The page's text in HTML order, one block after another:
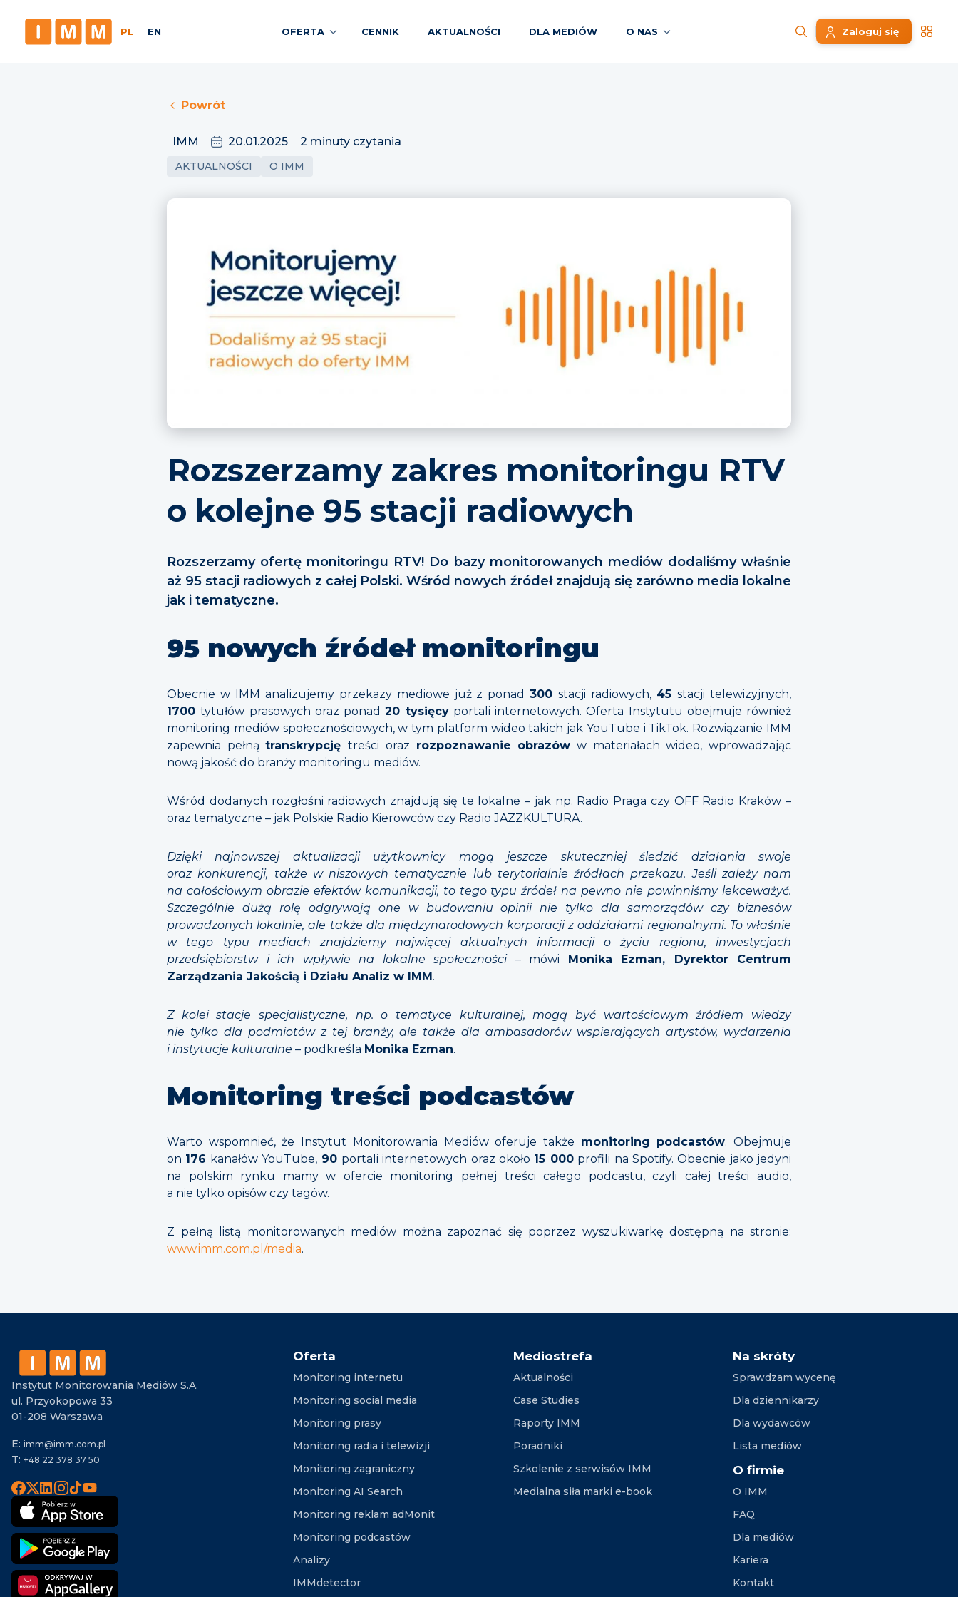
PL EN OFERTA CENNIK AKTUALNOŚCI DLA MEDIÓW O NAS Zaloguj się
Powrót
IMM 20.01.2025 2 minuty czytania
AKTUALNOŚCI O IMM
Rozszerzamy zakres monitoringu RTV
o kolejne 95 stacji radiowych
Rozszerzamy ofertę monitoringu RTV! Do bazy monitorowanych mediów dodaliśmy właśnie
aż 95 stacji radiowych z całej Polski. Wśród nowych źródeł znajdują się zarówno media lokalne
jak i tematyczne.
95 nowych źródeł monitoringu
Obecnie w IMM analizujemy przekazy mediowe już z ponad300stacji radiowych, 45stacji telewizyjnych,
1700tytułów prasowych oraz ponad20 tysięcyportali internetowych. Oferta Instytutu obejmuje również
monitoring mediów społecznościowych, w tym platform wideo takich jak YouTube i TikTok. Rozwiązanie IMM
zapewnia pełnątranskrypcjętreści oraz rozpoznawanie obrazów w materiałach wideo, wprowadzając
nową jakość do branży monitoringu mediów.
Wśród dodanych rozgłośni radiowych znajdują się te lokalne – jak np. Radio Praga czy OFF Radio Kraków –
oraz tematyczne – jak Polskie Radio Kierowców czy Radio JAZZKULTURA.
Dzięki najnowszej aktualizacji użytkownicy mogą jeszcze skuteczniej śledzić działania swoje
oraz konkurencji, także w niszowych tematycznie lub terytorialnie źródłach przekazu. Jeśli zależy nam
na całościowym obrazie efektów komunikacji, to tego typu źródeł na pewno nie powinniśmy lekceważyć.
Szczególnie dużą rolę odgrywają one w budowaniu opinii nie tylko dla samorządów czy biznesów
prowadzonych lokalnie, ale także dla międzynarodowych korporacji z oddziałami regionalnymi. To właśnie
w tego typu mediach znajdziemy najwięcej aktualnych informacji o życiu regionu, inwestycjach
przedsiębiorstw i ich wpływie na lokalne społeczności– mówi
Monika Ezman, Dyrektor Centrum
Zarządzania Jakością i Działu Analiz w IMM .
Z kolei stacje specjalistyczne, np. o tematyce kulturalnej, mogą być wartościowym źródłem wiedzy
nie tylko dla podmiotów z tej branży, ale także dla ambasadorów wspierających artystów, wydarzenia
i instytucje kulturalne – podkreśla Monika Ezman.
Monitoring treści podcastów
Warto wspomnieć, że Instytut Monitorowania Mediów oferuje także monitoring podcastów. Obejmuje
on 176 kanałów YouTube, 90 portali internetowych oraz około 15 000profili na Spotify. Obecnie jako jedyni
na polskim rynku mamy w ofercie monitoring pełnej treści całego podcastu, czyli całej treści audio,
a nie tylko opisów czy tagów.
Z pełną listą monitorowanych mediów można zapoznać się poprzez wyszukiwarkę dostępną na stronie:
www.imm.com.pl/media.
Instytut Monitorowania Mediów S.A.
ul. Przyokopowa 33
01-208 Warszawa
E: imm@imm.com.pl
T: +48 22 378 37 50
Oferta
Monitoring internetu
Monitoring social media
Monitoring prasy
Monitoring radia i telewizji
Monitoring zagraniczny
Monitoring AI Search
Monitoring reklam adMonit
Monitoring podcastów
Analizy
IMMdetector
Mediostrefa
Aktualności
Case Studies
Raporty IMM
Poradniki
Szkolenie z serwisów IMM
Medialna siła marki e-book
Na skróty
Sprawdzam wycenę
Dla dziennikarzy
Dla wydawców
Lista mediów
O firmie
O IMM
FAQ
Dla mediów
Kariera
Kontakt